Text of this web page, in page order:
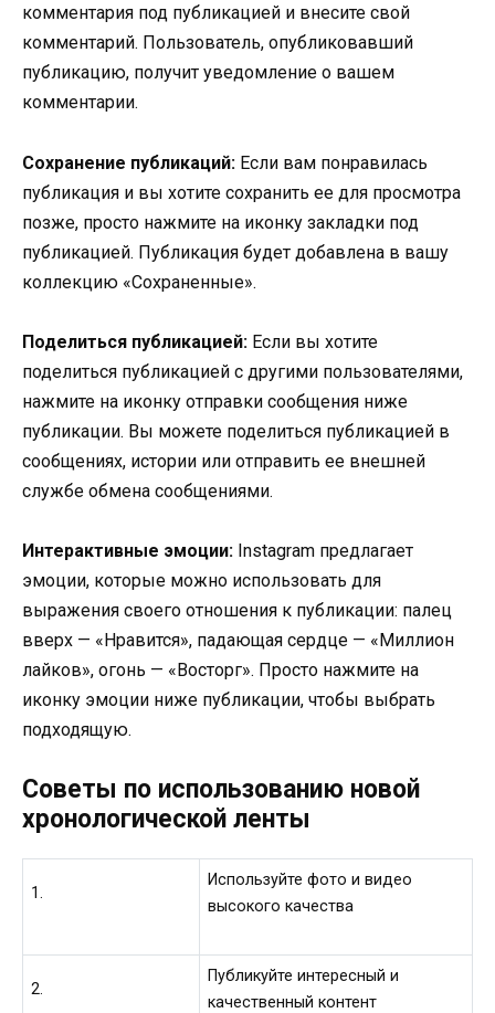
комментария под публикацией и внесите свой
комментарий. Пользователь, опубликовавший
публикацию, получит уведомление о вашем
комментарии.
Сохранение публикаций: Если вам понравилась
публикация и вы хотите сохранить ее для просмотра
позже, просто нажмите на иконку закладки под
публикацией. Публикация будет добавлена в вашу
коллекцию «Сохраненные».
Поделиться публикацией: Если вы хотите
поделиться публикацией с другими пользователями,
нажмите на иконку отправки сообщения ниже
публикации. Вы можете поделиться публикацией в
сообщениях, истории или отправить ее внешней
службе обмена сообщениями.
Интерактивные эмоции: Instagram предлагает
эмоции, которые можно использовать для
выражения своего отношения к публикации: палец
вверх — «Нравится», падающая сердце — «Миллион
лайков», огонь — «Восторг». Просто нажмите на
иконку эмоции ниже публикации, чтобы выбрать
подходящую.
Советы по использованию новой
хронологической ленты
1.
Используйте фото и видео
высокого качества
2.
Публикуйте интересный и
качественный контент